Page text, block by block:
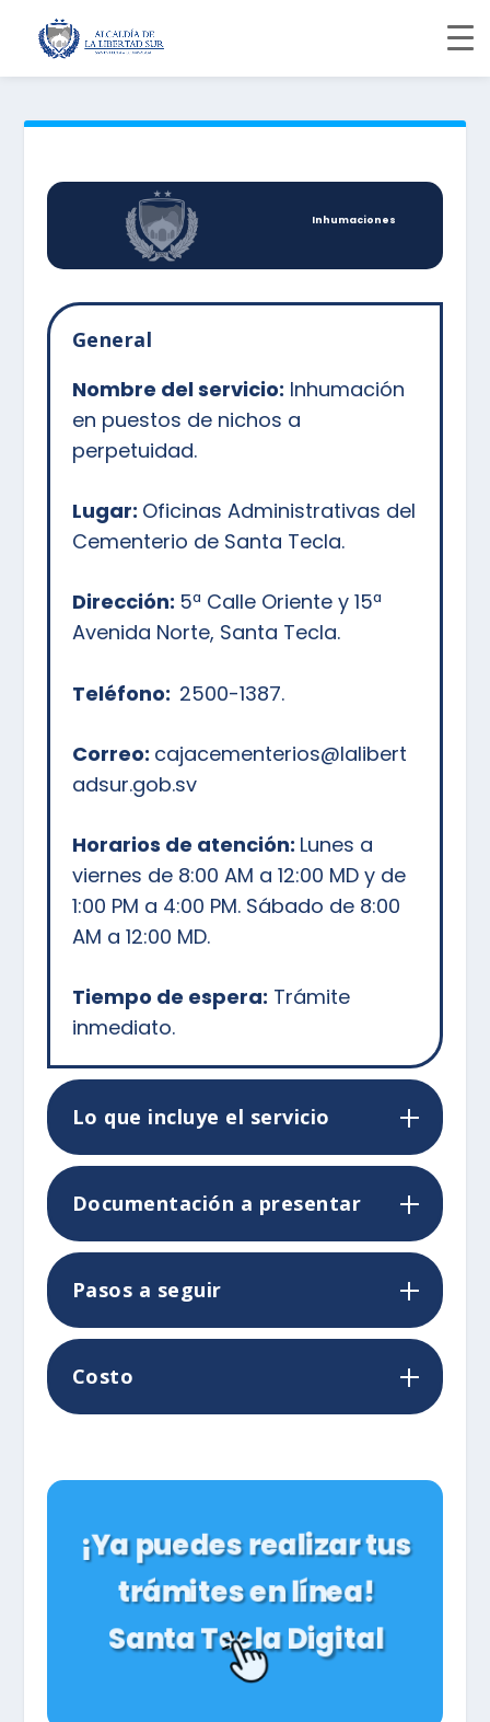
Inhumaciones
General
Nombre del servicio: Inhumación
en puestos de nichos a
perpetuidad.
Lugar: Oficinas Administrativas del
Cementerio de Santa Tecla.
Dirección: 5ª Calle Oriente y 15ª
Avenida Norte, Santa Tecla.
Teléfono: 2500-1387.
Correo: cajacementerios@lalibert
adsur.gob.sv
Horarios de atención: Lunes a
viernes de 8:00 AM a 12:00 MD y de
1:00 PM a 4:00 PM. Sábado de 8:00
AM a 12:00 MD.
Tiempo de espera: Trámite
inmediato.
Lo que incluye el servicio
Documentación a presentar
Pasos a seguir
Costo
¡Ya puedes realizar tus
trámites en línea!
Santa Tecla Digital